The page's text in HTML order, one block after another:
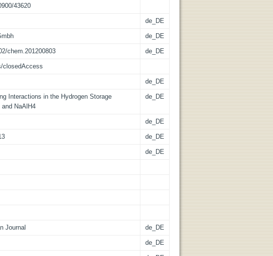
43620
de_DE
de_DE
chem.201200803 de_DE
closedAccess
de_DE
Interactions in the Hydrogen Storage
and NaAlH4
de_DE
de_DE
de_DE
de_DE
Journal de_DE
de_DE